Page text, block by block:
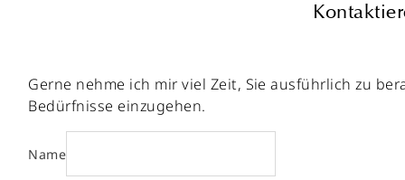
Gerne nehme ich mir viel Zeit, Sie ausführlich zu
Bedürfnisse einzugehen.
Name